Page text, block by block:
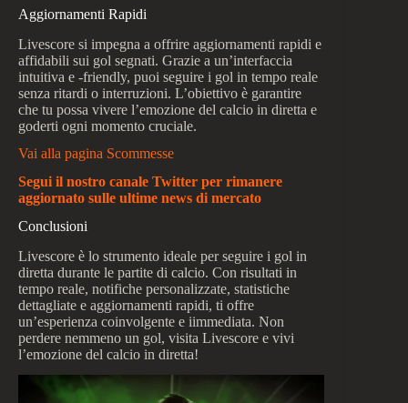
Aggiornamenti Rapidi
Livescore si impegna a offrire aggiornamenti rapidi e
affidabili sui gol segnati. Grazie a un’interfaccia
intuitiva e -friendly, puoi seguire i gol in tempo reale
senza ritardi o interruzioni. L’obiettivo è garantire
che tu possa vivere l’emozione del calcio in diretta e
goderti ogni momento cruciale.
Vai alla pagina Scommesse
Segui il nostro canale Twitter per rimanere
aggiornato sulle ultime news di mercato
Conclusioni
Livescore è lo strumento ideale per seguire i gol in
diretta durante le partite di calcio. Con risultati in
tempo reale, notifiche personalizzate, statistiche
dettagliate e aggiornamenti rapidi, ti offre
un’esperienza coinvolgente e iimmediata. Non
perdere nemmeno un gol, visita Livescore e vivi
l’emozione del calcio in diretta!